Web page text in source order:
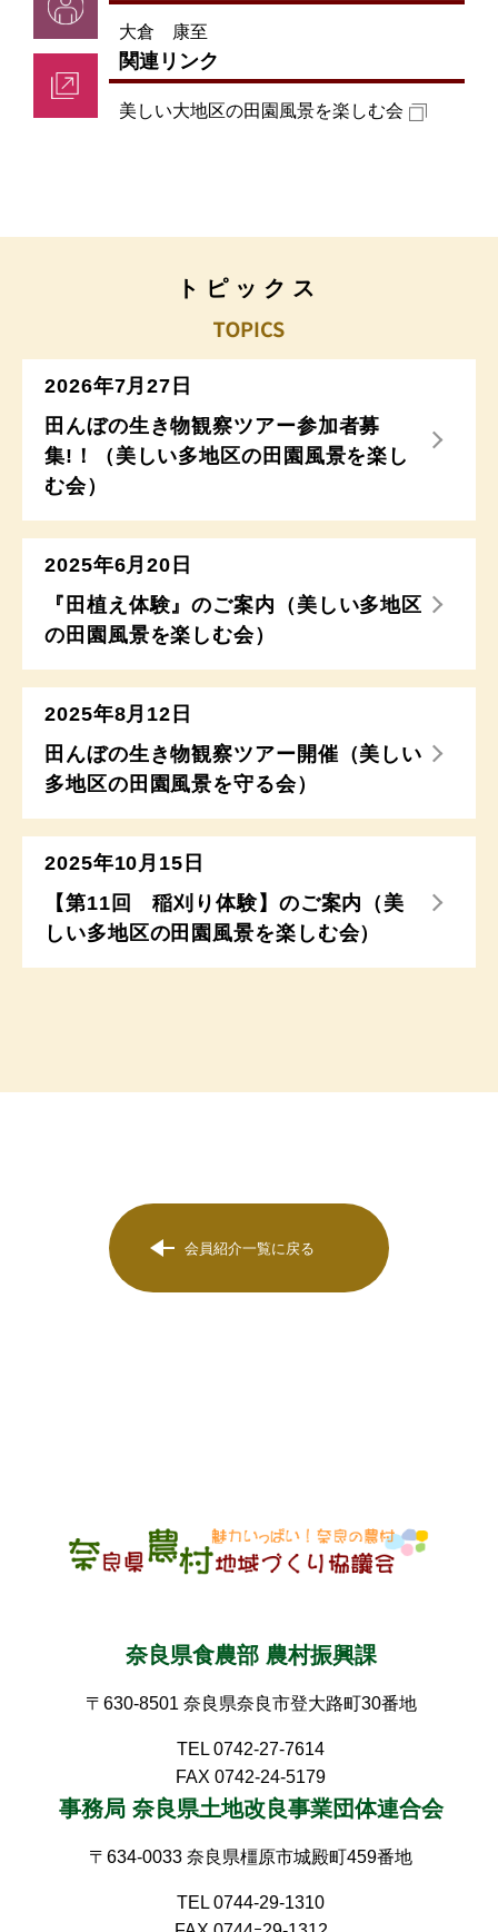
大倉 康至
関連リンク
美しい大地区の田園風景を楽しむ会
トピックス
2026年7月27日
田んぼの生き物観察ツアー参加者募
集!！（美しい多地区の田園風景を楽し
む会）
2025年6月20日
『田植え体験』のご案内（美しい多地区
の田園風景を楽しむ会）
2025年8月12日
田んぼの生き物観察ツアー開催（美しい
多地区の田園風景を守る会）
2025年10月15日
【第11回 稲刈り体験】のご案内（美
しい多地区の田園風景を楽しむ会）
会員紹介一覧に戻る
奈良県食農部 農村振興課
〒630-8501 奈良県奈良市登大路町30番地
TEL 0742-27-7614
FAX 0742-24-5179
事務局 奈良県土地改良事業団体連合会
〒634-0033 奈良県橿原市城殿町459番地
TEL 0744-29-1310